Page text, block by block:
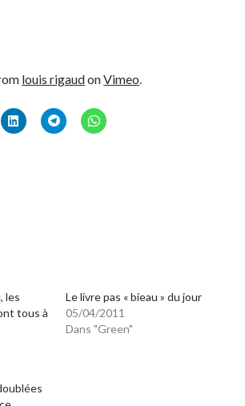
louis rigaudonVimeo.
les
tous à
Le livre pas « bieau » du jour
05/04/2011
Dans "Green"